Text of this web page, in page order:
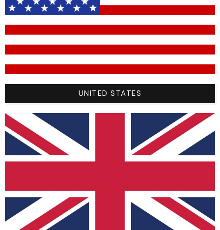
Bras White (█#ffffff)
Cou White (█#ffffff)
teamdetail Sizes
UNITED STATES